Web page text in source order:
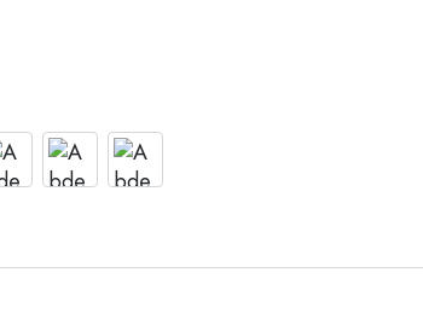
Material